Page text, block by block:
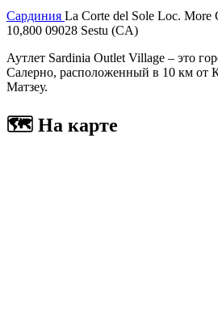
Сардиния La Corte del Sole Loc. More
10,800 09028 Sestu (CA)
Аутлет Sardinia Outlet Village – это
Салерно, расположенный в 10 км от
Матзеу.
🗺 На карте